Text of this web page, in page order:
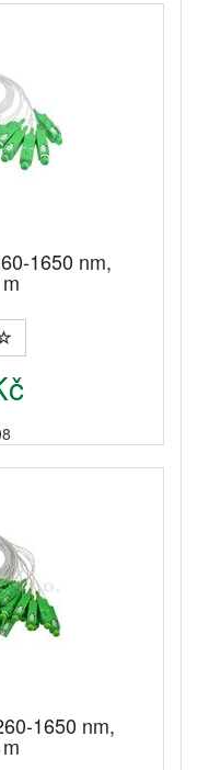
1650 nm,
1650 nm,